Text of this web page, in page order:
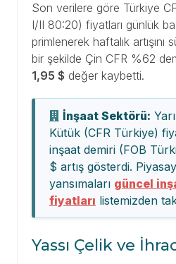
Son verilere göre Türkiye
I/II 80:20) fiyatları günlük
primlenerek haftalık
bir şekilde Çin CFR %62
1,95 $ değer kaybetti.
İnşaat Sektörü:
Kütük (CFR Türkiye)
inşaat demiri (FOB
$ artış gösterdi.
yansımaları güncel
fiyatları listemizden
Yassı Çelik ve